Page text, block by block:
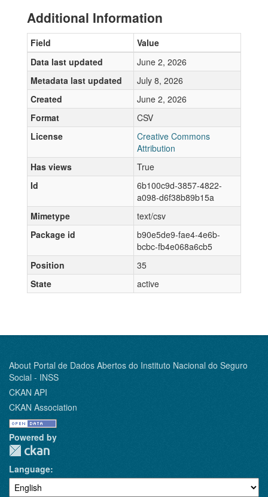
Additional Information
Field
Value
Data last updated
June 2, 2026
Metadata last updated
July 8, 2026
Created
June 2, 2026
Format
CSV
License
Creative Commons
Attribution
Has views
True
Id
6b100c9d-3857-4822-
a098-d6f38b89b15a
Mimetype
text/csv
Package id
b90e5de9-fae4-4e6b-
bcbc-fb4e068a6cb5
Position
35
State
active
About Portal de Dados Abertos do Instituto Nacional do Seguro
Social - INSS
CKAN API
CKAN Association
Powered by
Language